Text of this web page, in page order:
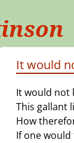
It would
It would not
This gallant
How
If one